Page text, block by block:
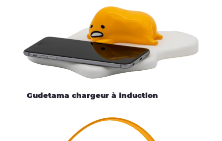
Gudetama chargeur à induction